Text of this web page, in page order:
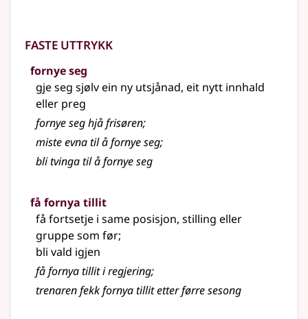
Faste uttrykk
fornye seg
gje seg sjølv ein ny utsjånad, eit nytt innhald
eller preg
fornye seg hjå frisøren;
miste evna til å fornye seg;
bli tvinga til å fornye seg
få fornya tillit
få fortsetje i same posisjon, stilling eller
gruppe som før;
bli vald igjen
få fornya tillit i regjering;
trenaren fekk fornya tillit etter førre sesong